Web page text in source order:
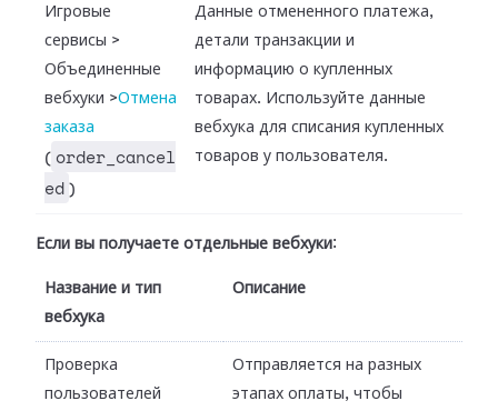
Игровые
сервисы >
Объединенные
вебхуки >Отмена
заказа
( order_cancel
ed )
Данные отмененного платежа,
детали транзакции и
информацию о купленных
товарах. Используйте данные
вебхука для списания купленных
товаров у пользователя.
Если вы получаете отдельные вебхуки:
Название и тип
вебхука
Описание
Проверка
пользователей
Отправляется на разных
этапах оплаты, чтобы